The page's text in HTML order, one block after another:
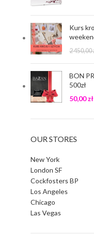
Kurs
2 450,00
BON
500zł
50,00zł
OUR STORES
New York
London SF
Cockfosters BP
Los Angeles
Chicago
Las Vegas